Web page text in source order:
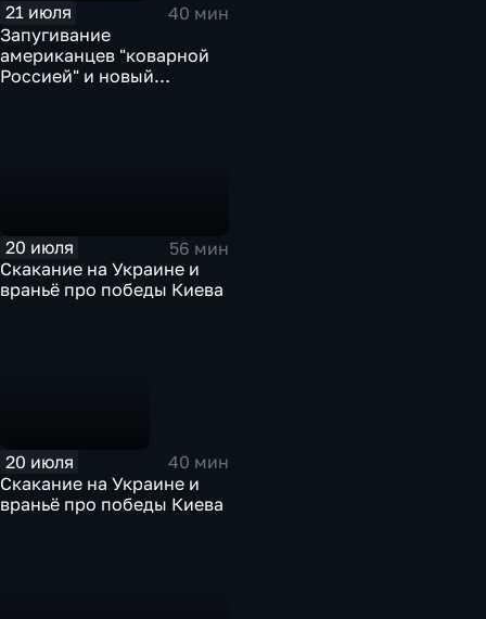
21 июля
40 мин
Запугивание
американцев "коварной
Россией" и новый
20 июля
56 мин
Скакание на Украине и
враньё про победы Киева
20 июля
40 мин
Скакание на Украине и
враньё про победы Киева